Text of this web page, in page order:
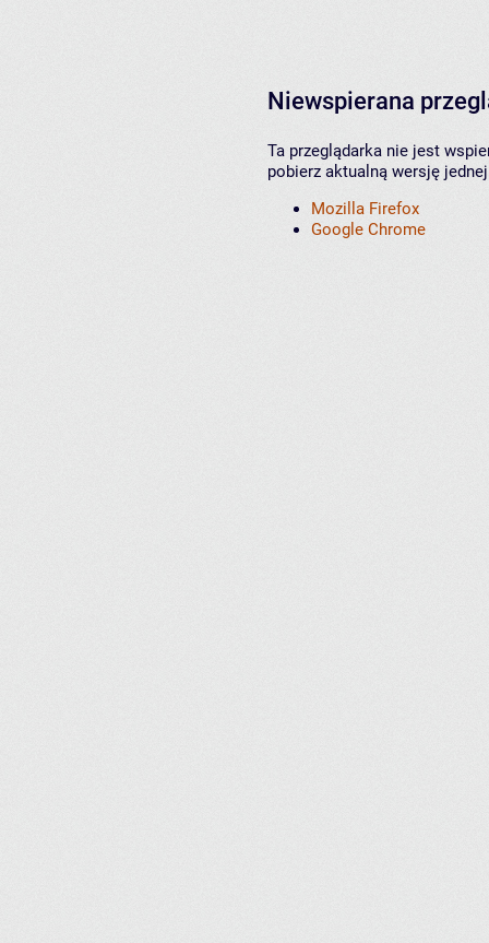
Niewspierana
Ta przeglądarka nie jest
pobierz aktualną wersję
Mozilla Firefox
Google Chrome